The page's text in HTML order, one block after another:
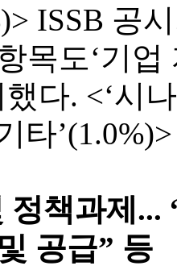
ISSB 공
목도‘기
다. <‘시
타’(1.0%)>
정책과제...
공급” 등